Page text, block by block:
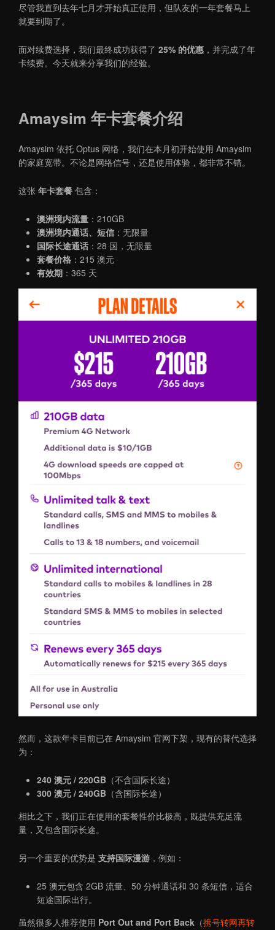
尽管我直到去年七月才开始真正使用，但队友的一年套餐马上
就要到期了。
面对续费选择，我们最终成功获得了 25% 的优惠 ，并完成了年
卡续费。今天就来分享我们的经验。
Amaysim 年卡套餐介绍
Amaysim 依托 Optus 网络，我们在本月初开始使用 Amaysim
的家庭宽带。不论是网络信号，还是使用体验，都非常不错。
这张 年卡套餐 包含：
澳洲境内流量 ：210GB
澳洲境内通话、短信 ：无限量
国际长途通话 ：28 国，无限量
套餐价格 ：215 澳元
有效期 ：365 天
然而，这款年卡目前已在 Amaysim 官网下架，现有的替代选择
为：
240 澳元 / 220GB （不含国际长途）
300 澳元 / 240GB （含国际长途）
相比之下，我们正在使用的套餐性价比极高，既提供充足流
量，又包含国际长途。
另一个重要的优势是 支持国际漫游 ，例如：
25 澳元包含 2GB 流量、50 分钟通话和 30 条短信，适合
短途国际出行。
虽然很多人推荐使用 Port Out and Port Back （携号转网再转